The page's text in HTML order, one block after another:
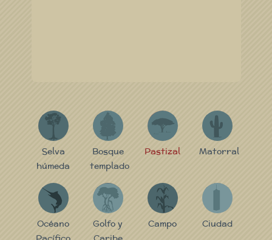
S
Selva
húmeda
B
Bosque
templado
P
Pastizal
M
Matorral
P
Océano
GC
Golfo y
C
Campo Ciudad